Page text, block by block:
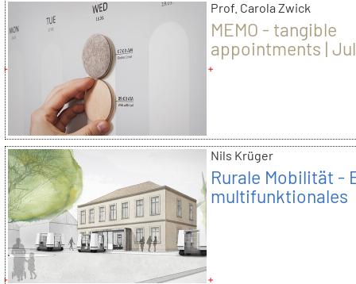
Prof. Carola Zwick
MEMO - tangible
appointments |
Hunold
Nils Krüger
Rurale Mobilität -
multifunktionales